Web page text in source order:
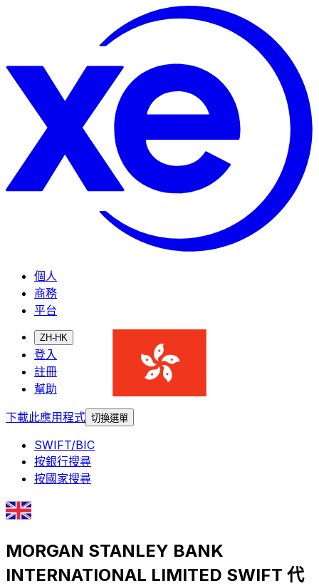
個人
商務
平台
ZH-HK
登入
註冊
幫助
下載此應用程式 切換選單
SWIFT/BIC
按銀行搜尋
按國家搜尋
MORGAN STANLEY BANK
INTERNATIONAL LIMITED SWIFT 代